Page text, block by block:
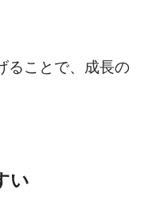
ることで、成長の
い